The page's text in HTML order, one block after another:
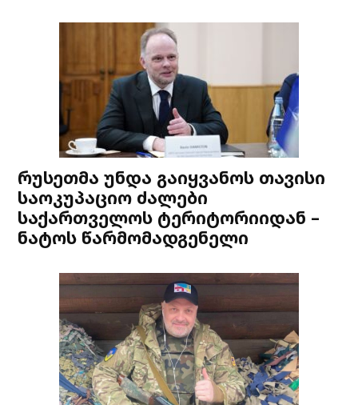
რუსეთმა უნდა გაიყვანოს თავისი
საოკუპაციო ძალები
საქართველოს ტერიტორიიდან –
ნატოს წარმომადგენელი